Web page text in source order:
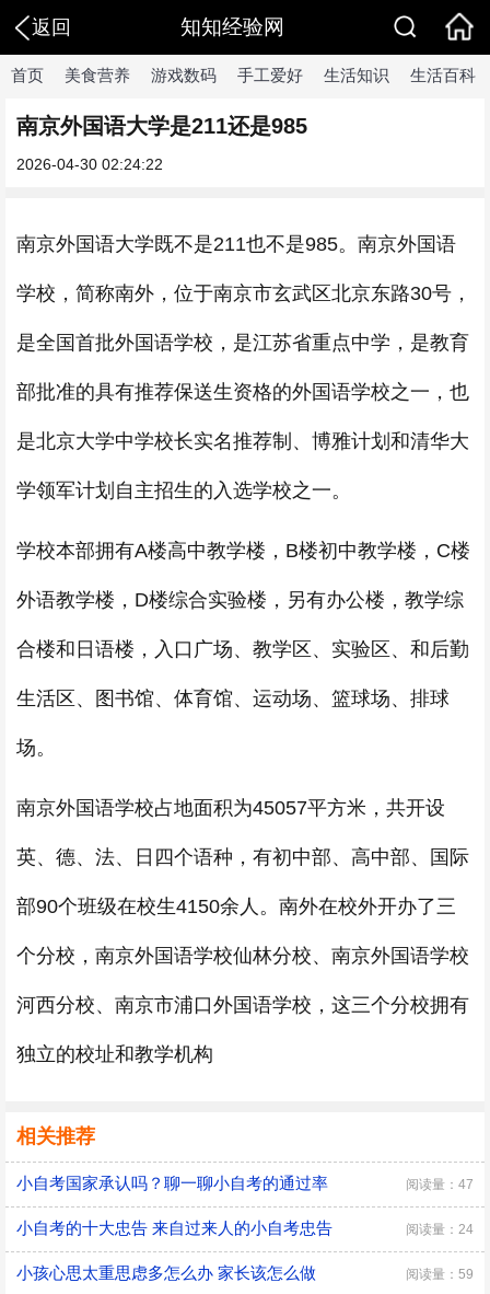
返回 知知经验网
首页 美食营养 游戏数码 手工爱好 生活知识 生活百科
南京外国语大学是211还是985
2026-04-30 02:24:22
南京外国语大学既不是211也不是985。南京外国语
学校，简称南外，位于南京市玄武区北京东路30号，
是全国首批外国语学校，是江苏省重点中学，是教育
部批准的具有推荐保送生资格的外国语学校之一，也
是北京大学中学校长实名推荐制、博雅计划和清华大
学领军计划自主招生的入选学校之一。
学校本部拥有A楼高中教学楼，B楼初中教学楼，C楼
外语教学楼，D楼综合实验楼，另有办公楼，教学综
合楼和日语楼，入口广场、教学区、实验区、和后勤
生活区、图书馆、体育馆、运动场、篮球场、排球
场。
南京外国语学校占地面积为45057平方米，共开设
英、德、法、日四个语种，有初中部、高中部、国际
部90个班级在校生4150余人。南外在校外开办了三
个分校，南京外国语学校仙林分校、南京外国语学校
河西分校、南京市浦口外国语学校，这三个分校拥有
独立的校址和教学机构
相关推荐
小自考国家承认吗？聊一聊小自考的通过率 阅读量：47
小自考的十大忠告 来自过来人的小自考忠告 阅读量：24
小孩心思太重思虑多怎么办 家长该怎么做 阅读量：59